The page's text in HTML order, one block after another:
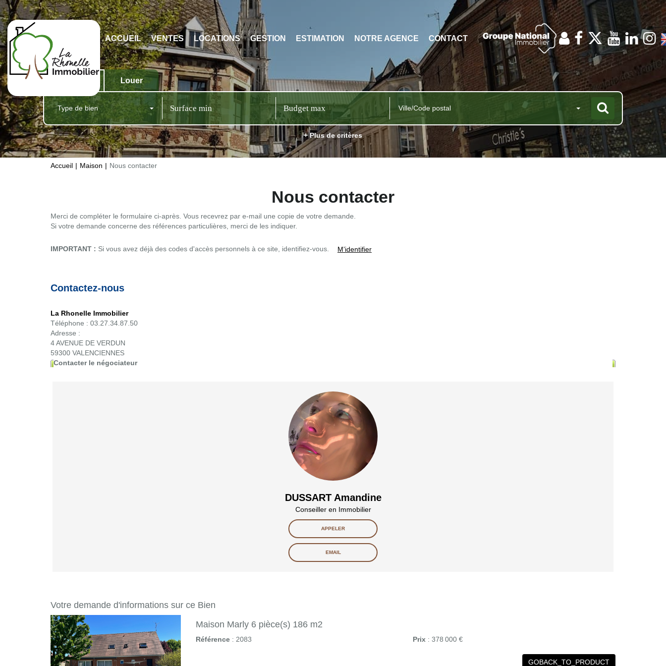
ACCUEIL VENTES LOCATIONS GESTION ESTIMATION NOTRE AGENCE CONTACT
Louer
Type de bien Ville/Code postal
+ Plus de critères
Accueil Maison Nous contacter
Nous contacter
Merci de compléter le formulaire ci-après. Vous recevrez par e-mail une copie de votre demande.
Si votre demande concerne des références particulières, merci de les indiquer.
IMPORTANT : Si vous avez déjà des codes d'accès personnels à ce site, identifiez-vous. M’identifier
Contactez-nous
La Rhonelle Immobilier
Téléphone : 03.27.34.87.50
Adresse :
4 AVENUE DE VERDUN
59300 VALENCIENNES
Contacter le négociateur
DUSSART Amandine
Conseiller en Immobilier
APPELER
EMAIL
Votre demande d'informations sur ce Bien
Maison Marly 6 pièce(s) 186 m2
Référence: 2083 Prix : 378 000 €
GOBACK_TO_PRODUCT